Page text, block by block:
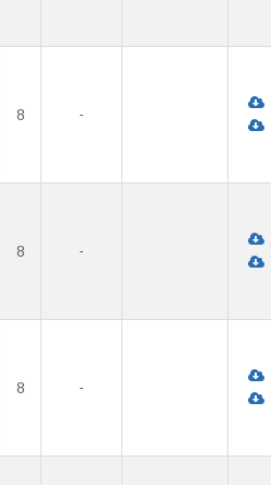
8 -
8 -
8 -